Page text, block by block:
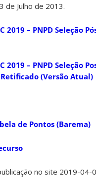
de Julho de 2013.
2019 – PNPD Seleção
2019 – PNPD Seleção
(Versão Atual)
de Pontos (Barema)
no site 2019-04-